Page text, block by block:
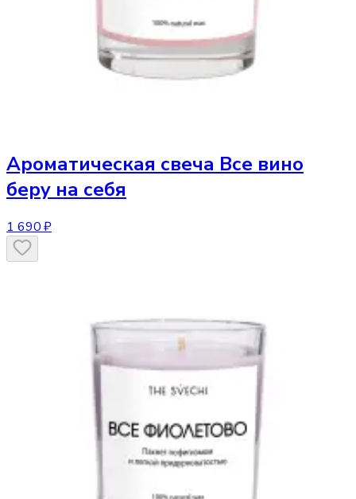
Ароматическая свеча Все вино
беру на себя
1 690 ₽